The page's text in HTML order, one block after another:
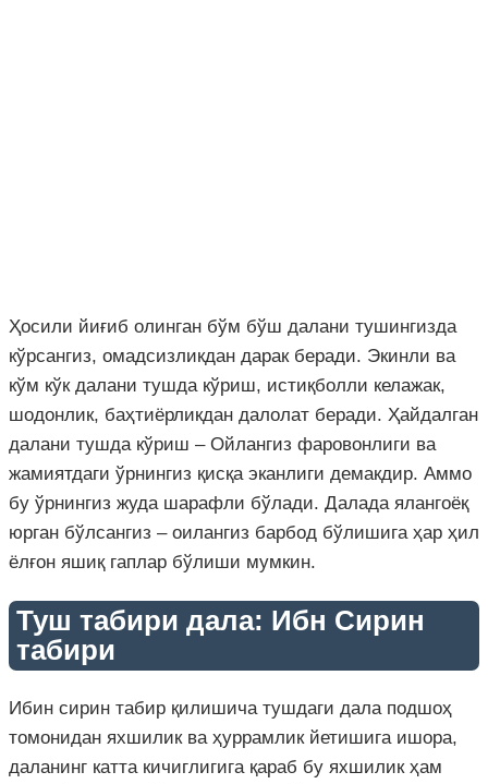
Ҳосили йиғиб олинган бўм бўш далани тушингизда
кўрсангиз, омадсизликдан дарак беради. Экинли ва
кўм кўк далани тушда кўриш, истиқболли келажак,
шодонлик, баҳтиёрликдан далолат беради. Ҳайдалган
далани тушда кўриш – Ойлангиз фаровонлиги ва
жамиятдаги ўрнингиз қисқа эканлиги демакдир. Аммо
бу ўрнингиз жуда шарафли бўлади. Далада ялангоёқ
юрган бўлсангиз – оилангиз барбод бўлишига ҳар ҳил
ёлғон яшиқ гаплар бўлиши мумкин.
Туш табири дала: Ибн Сирин
табири
Ибин сирин табир қилишича тушдаги дала подшоҳ
томонидан яхшилик ва ҳуррамлик йетишига ишора,
даланинг катта кичиглигига қараб бу яхшилик ҳам